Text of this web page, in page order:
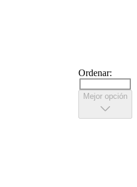
Ordenar:
Mejor opción